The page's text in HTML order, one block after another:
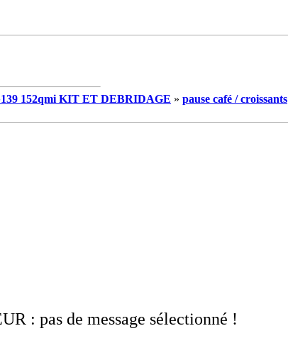
152qmi KIT ET DEBRIDAGE » pause café / croissants
: pas de message sélectionné !